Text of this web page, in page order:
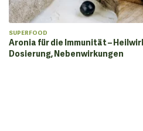
SUPERFOOD
Aronia für die Immunität –
Dosierung, Nebenwirkungen